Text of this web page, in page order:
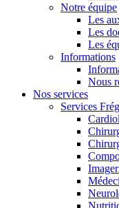
Notre équipe
Les
Les
Les
Informations
Nous
Nos services
Services